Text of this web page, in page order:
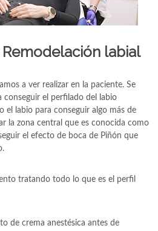
labial
a ver realizar en la paciente. Se
el perfilado del labio
labio para conseguir algo más de
la zona central que es conocida como
el efecto de boca de Piñón que
tratando todo lo que es el perfil
de crema anestésica antes de